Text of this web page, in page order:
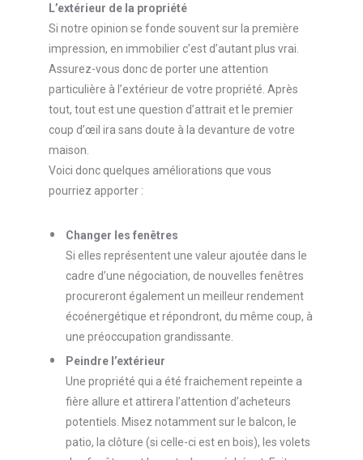
L’extérieur de la propriété
Si notre opinion se fonde souvent sur la première
impression, en immobilier c’est d’autant plus vrai.
Assurez-vous donc de porter une attention
particulière à l’extérieur de votre propriété. Après
tout, tout est une question d’attrait et le premier
coup d’œil ira sans doute à la devanture de votre
maison.
Voici donc quelques améliorations que vous
pourriez apporter :
Changer les fenêtres
Si elles représentent une valeur ajoutée dans le
cadre d’une négociation, de nouvelles fenêtres
procureront également un meilleur rendement
écoénergétique et répondront, du même coup, à
une préoccupation grandissante.
Peindre l’extérieur
Une propriété qui a été fraichement repeinte a
fière allure et attirera l’attention d’acheteurs
potentiels. Misez notamment sur le balcon, le
patio, la clôture (si celle-ci est en bois), les volets